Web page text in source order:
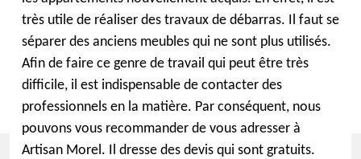
très utile de réaliser des travaux de débarras. Il faut se
séparer des anciens meubles qui ne sont plus utilisés.
Afin de faire ce genre de travail qui peut être très
difficile, il est indispensable de contacter des
professionnels en la matière. Par conséquent, nous
pouvons vous recommander de vous adresser à
Artisan Morel. Il dresse des devis qui sont gratuits.